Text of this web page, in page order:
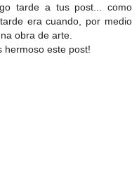
tarde a tus post... como
era cuando, por medio
obra de arte.
hermoso este post!